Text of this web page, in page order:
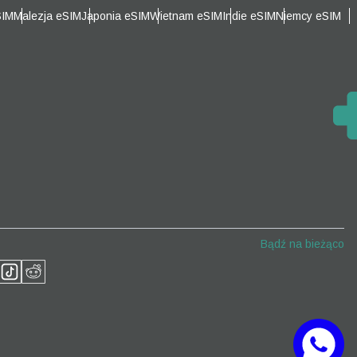
Malezja eSIMJaponia eSIMWietnam eSIMIndie eSIMNiemcy eSIM
Bądź na bieżąco